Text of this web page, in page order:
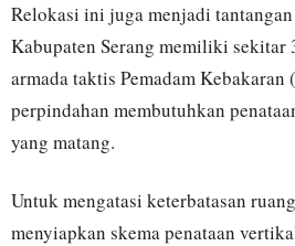
Relokasi ini juga menjadi
Kabupaten Serang memiliki sekitar
armada taktis Pemadam
perpindahan membutuhkan
yang matang.
Untuk mengatasi keterbatasan
menyiapkan skema penataan